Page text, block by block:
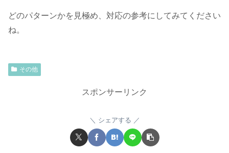
どのパターンかを見極め、対応の参考にしてみてください
ね。
その他
スポンサーリンク
シェアする